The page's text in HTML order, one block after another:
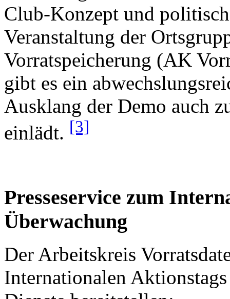
Club-Konzept und
Veranstaltung der
Vorratspeicherung (AK
gibt es ein
Ausklang der Demo auch
einlädt. [3]
Presseservice zum
Überwachung
Der Arbeitskreis
Internationalen